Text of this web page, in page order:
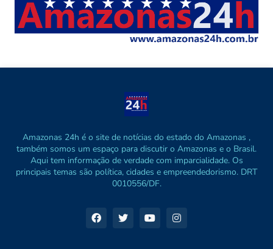
Amazonas 24h é o site de notícias do estado do Amazonas ,
também somos um espaço para discutir o Amazonas e o Brasil.
Aqui tem informação de verdade com imparcialidade. Os
principais temas são política, cidades e empreendedorismo. DRT
0010556/DF.